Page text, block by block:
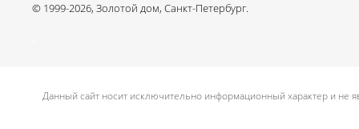
© 1999-2026, Золотой дом, Санкт-Петербург.
Данный сайт носит исключительно информационный характер и не